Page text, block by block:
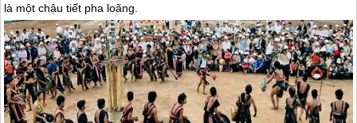
là một chậu tiết pha loãng.